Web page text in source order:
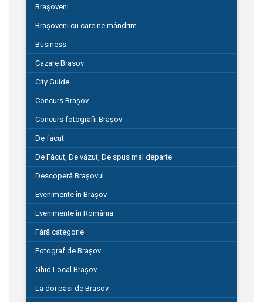
Brașoveni
Brașoveni cu care ne mândrim
Business
Cazare Brasov
City Guide
Concurs Brașov
Concurs fotografii Brașov
De facut
De Făcut, De văzut, De spus mai departe
Descoperă Brașovul
Evenimente în Brașov
Evenimente în România
Fără categorie
Fotograf de Brașov
Ghid Local Brașov
La doi pasi de Brasov